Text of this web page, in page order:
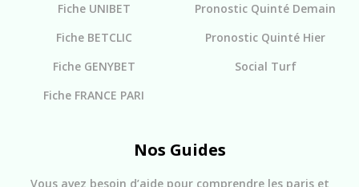
Fiche UNIBET
Fiche BETCLIC
Fiche GENYBET
Fiche FRANCE PARI
Pronostic Quinté Demain
Pronostic Quinté Hier
Social Turf
Nos Guides
Vous avez besoin d’aide pour comprendre les paris et